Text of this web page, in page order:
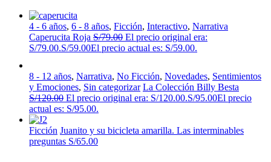
4 - 6 años, 6 - 8 años, Ficción, Interactivo, Narrativa
Caperucita Roja S/79.00 El precio original era:
S/79.00.S/59.00El precio actual es: S/59.00.
8 - 12 años, Narrativa, No Ficción, Novedades, Sentimientos
y Emociones, Sin categorizar La Colección Billy Besta
S/120.00 El precio original era: S/120.00.S/95.00El precio
actual es: S/95.00.
Ficción Juanito y su bicicleta amarilla. Las interminables
preguntas S/65.00